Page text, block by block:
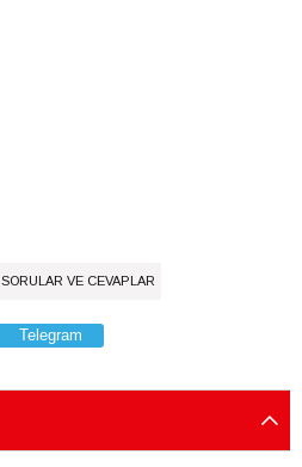
SORULAR VE CEVAPLAR
Telegram